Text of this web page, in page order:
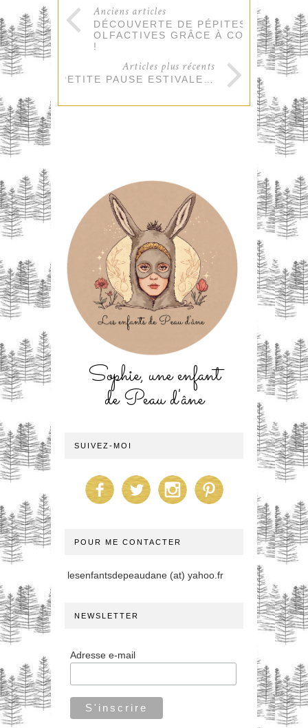
Anciens articles
DÉCOUVERTE DE PÉPITES
OLFACTIVES GRÂCE À CORPO 35
!
Articles plus récents
PETITE PAUSE ESTIVALE…
Sophie, une enfant
de Peau d'âne
SUIVEZ-MOI
POUR ME CONTACTER
lesenfantsdepeaudane (at) yahoo.fr
NEWSLETTER
Adresse e-mail